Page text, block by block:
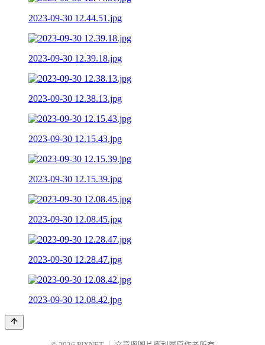
2023-09-30 12.44.51.jpg
2023-09-30 12.39.18.jpg
2023-09-30 12.38.13.jpg
2023-09-30 12.15.43.jpg
2023-09-30 12.15.39.jpg
2023-09-30 12.08.45.jpg
2023-09-30 12.28.47.jpg
2023-09-30 12.08.42.jpg